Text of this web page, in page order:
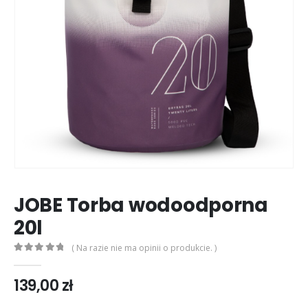
JOBE Torba wodoodporna
20l
( Na razie nie ma opinii o produkcie. )
139,00zł